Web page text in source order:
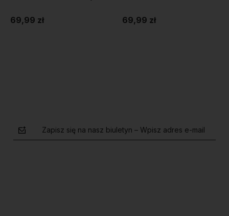
69,99 zł 69,99 zł
Zapisz się na nasz biuletyn – Wpisz adres e-mail